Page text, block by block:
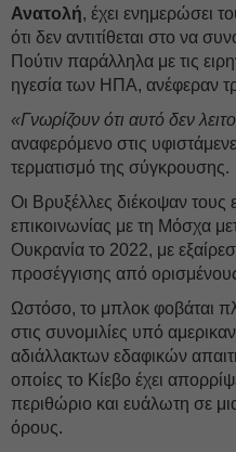
Ανατολή, έχει ενημερώσει
ότι δεν αντιτίθεται στο να
Πούτιν παράλληλα με τις
ηγεσία των ΗΠΑ, ανέφεραν
«Γνωρίζουν ότι αυτό δεν
αναφερόμενο στις
τερματισμό της σύγκρουσης.
Οι Βρυξέλλες διέκοψαν τους
επικοινωνίας με τη Μόσχα
Ουκρανία το 2022, με
προσέγγισης από
Ωστόσο, το μπλοκ φοβάται
στις συνομιλίες υπό
αδιάλλακτων εδαφικών
οποίες το Κίεβο έχει
περιθώριο και ευάλωτη σε
όρους.